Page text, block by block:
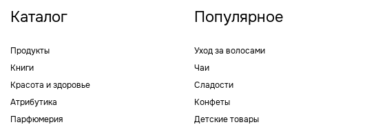
Каталог
Продукты
Книги
Красота и здоровье
Атрибутика
Парфюмерия
Популярное
Уход за волосами
Чаи
Сладости
Конфеты
Детские товары